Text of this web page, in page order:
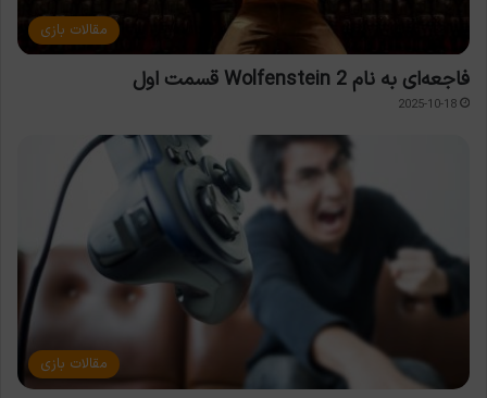
مقالات بازی
فاجعه‌ای به نام Wolfenstein 2 قسمت اول
2025-10-18
مقالات بازی